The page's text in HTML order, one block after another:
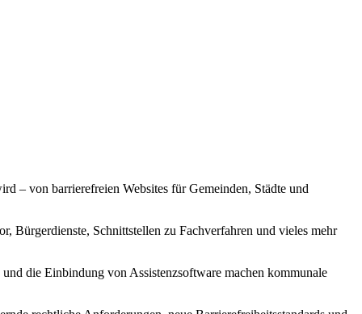
– von barrierefreien Websites für Gemeinden, Städte und
Bürgerdienste, Schnittstellen zu Fachverfahren und vieles mehr
die Einbindung von Assistenzsoftware machen kommunale